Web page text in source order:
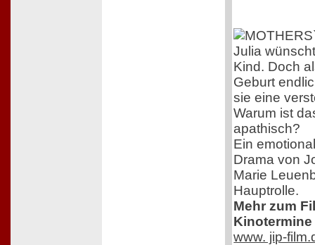
Julia
Kind. Doch
Geburt
sie eine
Warum ist
apathisch?
Ein
Drama von
Marie
Hauptrolle.
Mehr zum
www. jip-